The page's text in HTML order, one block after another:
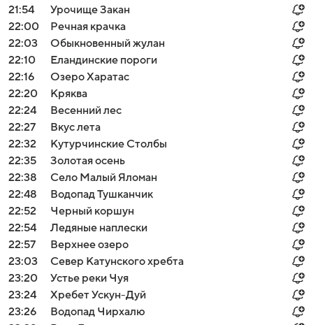
21:54
Урочище Закан
22:00
Речная крачка
22:03
Обыкновенный жулан
22:10
Еландинские пороги
22:16
Озеро Харатас
22:20
Кряква
22:24
Весенний лес
22:27
Вкус лета
22:32
Кутурчинские Столбы
22:35
Золотая осень
22:38
Село Малый Яломан
22:48
Водопад Тушканчик
22:52
Черный коршун
22:54
Ледяные наплески
22:57
Верхнее озеро
23:03
Север Катунского хребта
23:20
Устье реки Чуя
23:24
Хребет Ускун-Дуй
23:26
Водопад Чирхалю